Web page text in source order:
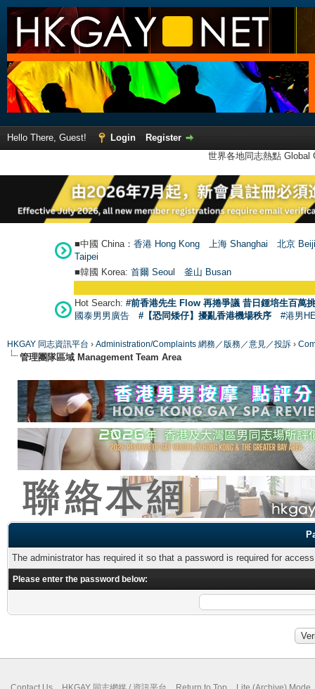
Hello There, Guest! Login
Register
世界各地同志熱點
■中國 China： 香港 Hong Kong 上海 Shanghai
北京
Taipei
■韓國 Korea: 首爾 Seoul 釜山 Busan
Hot Search: #前香港先生 Flow 再捲爭議 昔日鍾培生百萬
國泰男男廣告
#【恐同矮仔】擾亂香港機場秩序 #港男
HKGAY 同志資訊平台 › Administration/Complaints 網務／版務／意見／投訴 ›
管理團隊區域 Management Team Area
The administrator has required it so that a password is required for
Please enter the password below: